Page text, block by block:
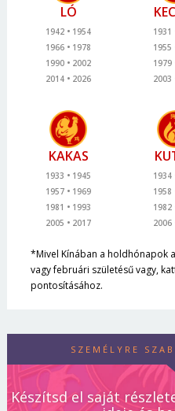
LÓ
1942
1954
1966
1978
1990
2002
2014
2026
1931
1955
1979
2003
KAKAS
1933
1945
1957
1969
1981
1993
2005
2017
1934
1958
1982
2006
*Mivel Kínában a holdhónapok
vagy februári születésű vagy,
pontosításához.
SZEMÉLYRE
Készítsd el saját